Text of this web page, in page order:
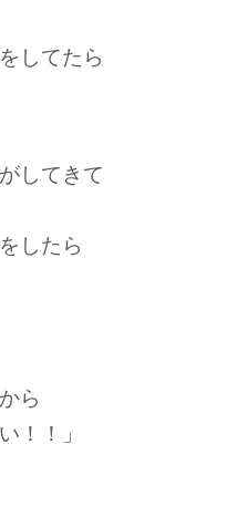
してたら
してきて
したら
ら
！！」